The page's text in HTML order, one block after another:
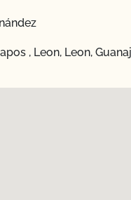
, Leon, Leon,